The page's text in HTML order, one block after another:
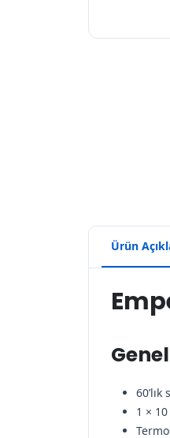
Ürün
1 ×